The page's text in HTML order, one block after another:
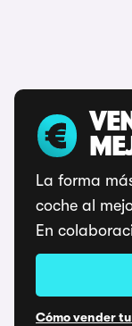
La forma
coche al
En
Cómo vender